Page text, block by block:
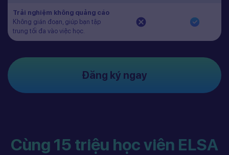
Trải nghiệm không quảng cáo
Không gián đoạn, giúp bạn tập
trung tối đa vào việc học.
Đăng ký ngay
Cùng 15 triệu học viên ELSA